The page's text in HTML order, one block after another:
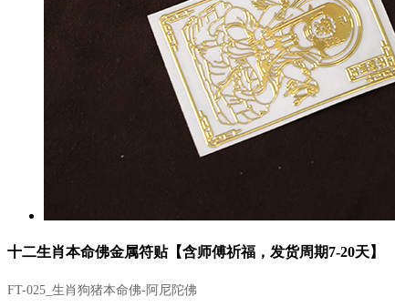
十二生肖本命佛金属符贴【含师傅祈福，发货周期7-20天】
FT-025_生肖狗猪本命佛-阿尼陀佛